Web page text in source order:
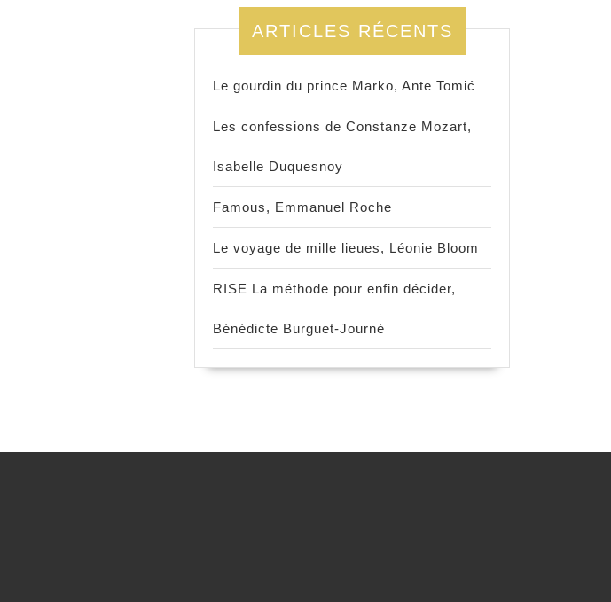
ARTICLES RÉCENTS
Le gourdin du prince Marko, Ante Tomić
Les confessions de Constanze Mozart,
Isabelle Duquesnoy
Famous, Emmanuel Roche
Le voyage de mille lieues, Léonie Bloom
RISE La méthode pour enfin décider,
Bénédicte Burguet-Journé